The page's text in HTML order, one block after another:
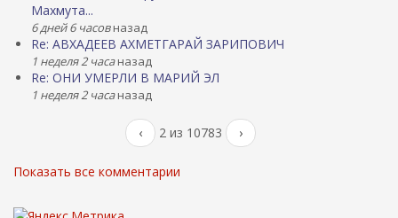
Махмута...
6 дней 6 часовназад
Re: АВХАДЕЕВ АХМЕТГАРАЙ ЗАРИПОВИЧ
1 неделя 2 часаназад
Re: ОНИ УМЕРЛИ В МАРИЙ ЭЛ
1 неделя 2 часаназад
‹ 2 из 10783 ›
Показать все комментарии